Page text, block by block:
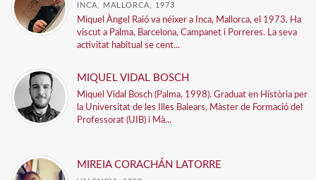
INCA, MALLORCA, 1973
Miquel Àngel Raió va néixer a Inca, Mallorca, el 1973. Ha
viscut a Palma, Barcelona, Campanet i Porreres. La seva
activitat habitual se cent...
MIQUEL VIDAL BOSCH
Miquel Vidal Bosch (Palma, 1998). Graduat en Història per
la Universitat de les Illes Balears, Màster de Formació del
Professorat (UIB) i Mà...
MIREIA CORACHÁN LATORRE